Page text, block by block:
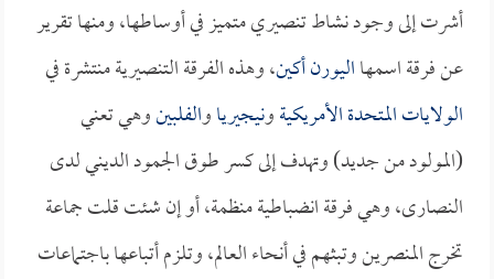
أشرت إلى وجود نشاط تنصيري متميز في أوساطها، ومنها تقرير
عن فرقة اسمهااليورن أكين، وهذه الفرقة التنصيرية منتشرة في
الولايات المتحدة الأمريكيةونيجيرياوالفلبينوهي تعني
(المولود من جديد) وتهدف إلى كسر طوق الجمود الديني لدى
النصارى، وهي فرقة انضباطية منظمة، أو إن شئت قلت جماعة
تخرج المنصرين وتبثهم في أنحاء العالم، وتلزم أتباعها باجتماعات